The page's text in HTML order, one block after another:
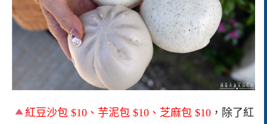
紅豆沙包 $10、芋泥包 $10、芝麻包 $10 ，除了紅